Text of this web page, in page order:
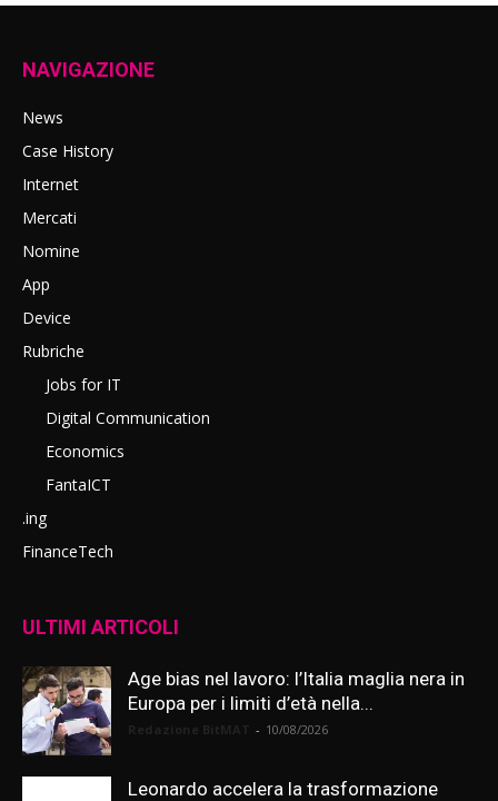
NAVIGAZIONE
News
Case History
Internet
Mercati
Nomine
App
Device
Rubriche
Jobs for IT
Digital Communication
Economics
FantaICT
.ing
FinanceTech
ULTIMI ARTICOLI
Age bias nel lavoro: l’Italia maglia nera in
Europa per i limiti d’età nella...
- 10/08/2026
Leonardo accelera la trasformazione